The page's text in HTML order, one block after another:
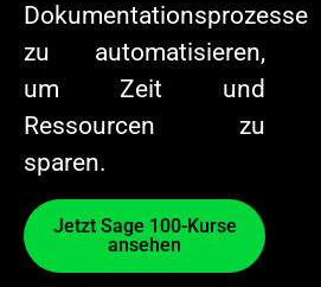
Dokumentationsprozesse
zu automatisieren,
um Zeit und
Ressourcen zu
sparen.
Jetzt Sage 100-Kurse
ansehen​